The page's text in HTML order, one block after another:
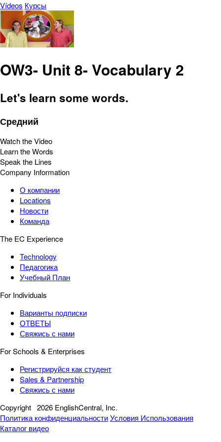
Vídeos Курсы
OW3- Unit 8- Vocabulary 2
Let's learn some words.
Средний
Watch the Video
Learn the Words
Speak the Lines
Company Information
О компании
Locations
Новости
Команда
The EC Experience
Technology
Педагогика
Учебный План
For Individuals
Варианты подписки
ОТВЕТЫ
Свяжись с нами
For Schools & Enterprises
Регистрируйся как студент
Sales & Partnership
Свяжись с нами
Copyright 2026 EnglishCentral, Inc.
Политика конфиденциальностиУсловия Использования
Каталог видео